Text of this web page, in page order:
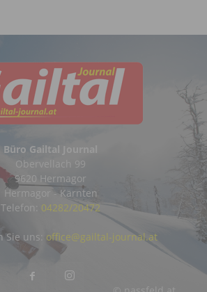
Büro Gailtal Journal
Obervellach 99
9620 Hermagor
Hermagor - Kärnten
Telefon: 04282/20472
Sie uns: office@gailtal-journal.at